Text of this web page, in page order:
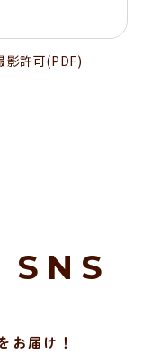
影許可(PDF)
お届け！